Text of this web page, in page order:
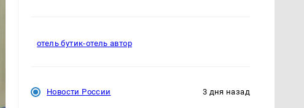
отель бутик-отель автор
Новости России 3 дня назад